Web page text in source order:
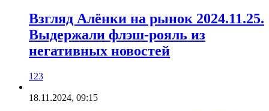
Взгляд Алёнки на рынок 2024.11.25.
Выдержали флэш-рояль из
негативных новостей
123
18.11.2024, 09:15